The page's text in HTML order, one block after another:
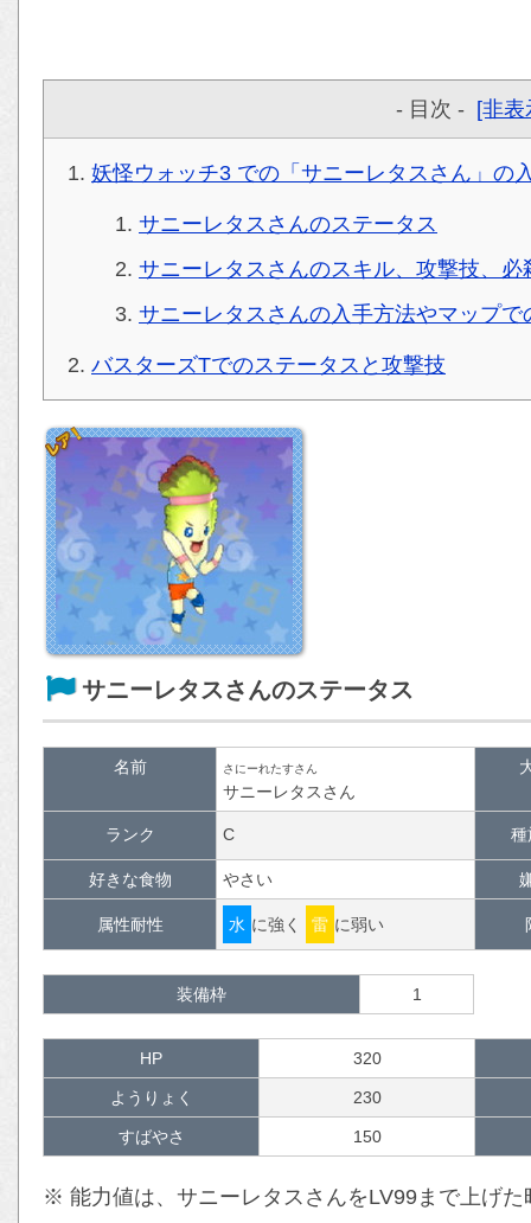
- 目次 - [非表
妖怪ウォッチ3 での「サニーレタスさん」の
サニーレタスさんのステータス
サニーレタスさんのスキル、攻撃技、必
サニーレタスさんの入手方法やマップで
バスターズTでのステータスと攻撃技
サニーレタスさんのステータス
名前 さにーれたすさん
サニーレタスさん
ランク C 種
好きな食物 やさい
属性耐性 水 に強く 雷 に弱い
装備枠 1
HP 320
ようりょく 230
すばやさ 150
※ 能力値は、サニーレタスさんをLV99まで上げ